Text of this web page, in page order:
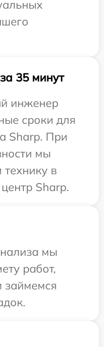
35 минут
инженер
сроки для
Sharp. При
мы
технику в
Sharp.
мы
работ,
займемся